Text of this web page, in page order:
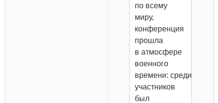
по всему
миру,
конференция
прошла
в атмосфере
военного
времени: среди
участников
был